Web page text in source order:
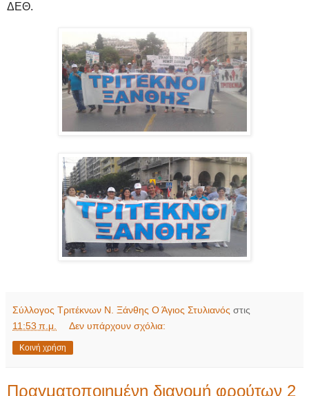
ΔΕΘ.
Σύλλογος Τριτέκνων Ν. Ξάνθης Ο Άγιος Στυλιανός στις
11:53 π.μ.
Δεν υπάρχουν σχόλια:
Κοινή χρήση
Πραγματοποιημένη διανομή φρούτων 2